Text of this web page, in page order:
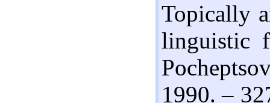
Topically
linguistic
1990. –